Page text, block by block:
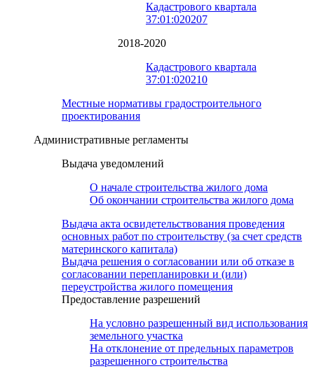
Кадастрового квартала
37:01:020207
2018-2020
Кадастрового квартала
37:01:020210
Местные нормативы градостроительного
проектирования
Административные регламенты
Выдача уведомлений
О начале строительства жилого дома
Об окончании строительства жилого дома
Выдача акта освидетельствования проведения
основных работ по строительству (за счет средств
материнского капитала)
Выдача решения о согласовании или об отказе в
согласовании перепланировки и (или)
переустройства жилого помещения
Предоставление разрешений
На условно разрешенный вид использования
земельного участка
На отклонение от предельных параметров
разрешенного строительства